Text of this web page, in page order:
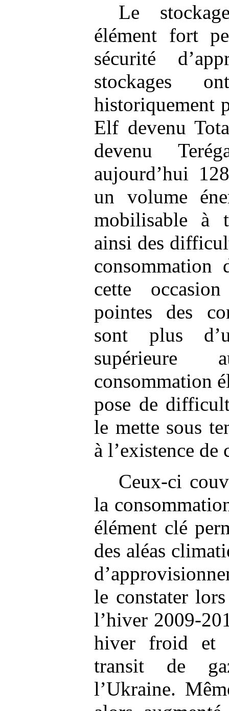
Le
élément fort
sécurité
stockages
historiquement
Elf devenu
devenu
aujourd’hui
un volume
mobilisable à
ainsi des
consommation
cette
pointes des
sont plus
consommation
pose de
le mette sous
à l’existence de
Ceux-ci
la
élément clé
des aléas
le constater
l’hiver 2009-
hiver froid et
transit de
l’Ukraine.